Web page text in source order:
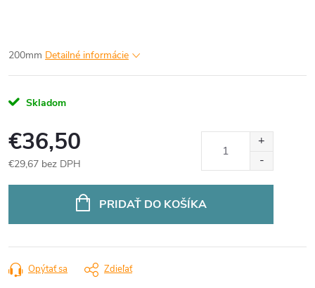
200mm Detailné informácie
Skladom
€36,50
€29,67 bez DPH
PRIDAŤ DO KOŠÍKA
Opýtať sa Zdieľať